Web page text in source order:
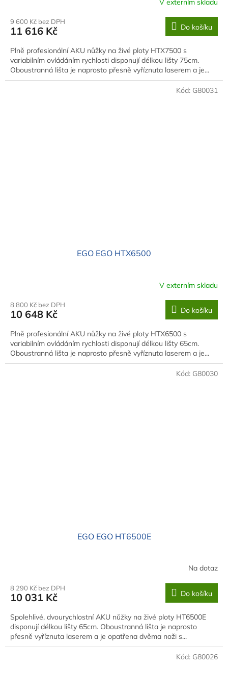
V externím skladu
9 600 Kč bez DPH
11 616 Kč Do košíku
Plně profesionální AKU nůžky na živé ploty HTX7500 s
variabilním ovládáním rychlosti disponují délkou lišty 75cm.
Oboustranná lišta je naprosto přesně vyříznuta laserem a je...
EGO EGO HTX6500
V externím skladu
8 800 Kč bez DPH
10 648 Kč Do košíku
Plně profesionální AKU nůžky na živé ploty HTX6500 s
variabilním ovládáním rychlosti disponují délkou lišty 65cm.
Oboustranná lišta je naprosto přesně vyříznuta laserem a je...
Kód: G80031
EGO EGO HT6500E
Na dotaz
8 290 Kč bez DPH
10 031 Kč Do košíku
Spolehlivé, dvourychlostní AKU nůžky na živé ploty HT6500E
disponují délkou lišty 65cm. Oboustranná lišta je naprosto
přesně vyříznuta laserem a je opatřena dvěma noži s...
Kód: G80030
Kód: G80026